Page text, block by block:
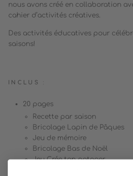
nous avons créé en collaboration
cahier d’activités créatives.
Des activités éducatives pour
saisons!
INCLUS :
20 pages
Recette par saison
Bricolage Lapin de Pâques
Jeu de mémoire
Bricolage Bas de Noël
Jeu Crée ton potager